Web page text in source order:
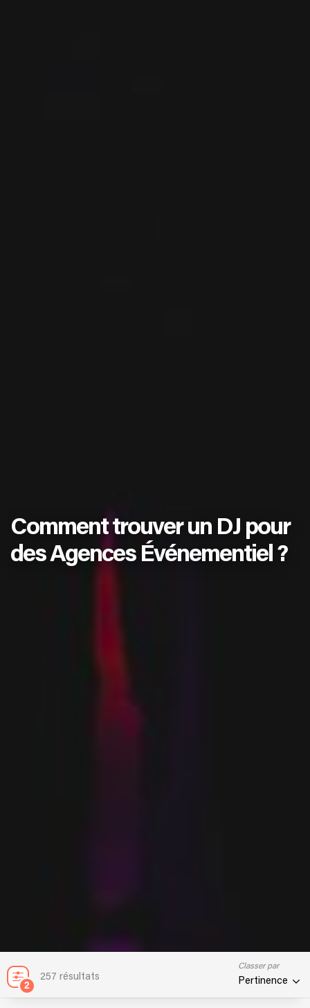
Comment trouver un DJ pour
des Agences Événementiel ?
2
257 résultats
Classer par
Pertinence